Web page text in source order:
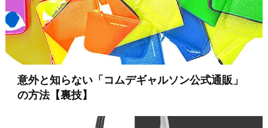
意外と知らない「コムデギャルソン公式通販」
の方法【裏技】